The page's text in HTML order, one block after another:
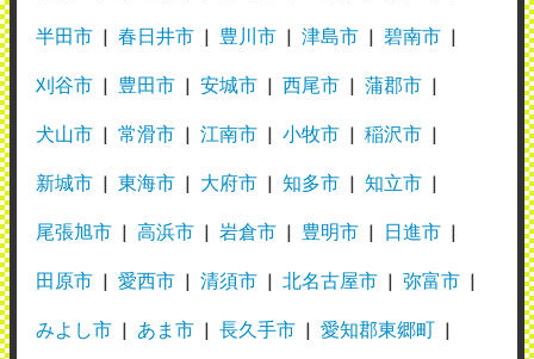
半田市 春日井市 豊川市 津島市 碧南市
刈谷市 豊田市 安城市 西尾市 蒲郡市
犬山市 常滑市 江南市 小牧市 稲沢市
新城市 東海市 大府市 知多市 知立市
尾張旭市 高浜市 岩倉市 豊明市 日進市
田原市 愛西市 清須市 北名古屋市 弥富市
みよし市 あま市 長久手市 愛知郡東郷町